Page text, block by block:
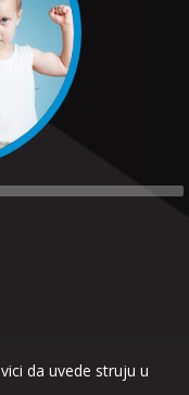
da uvede struju u